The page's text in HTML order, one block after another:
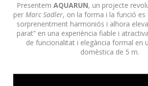
Presentem AQUARUN, un projecte
perMarc Sadler, on la forma i la funció
sorprenentment harmoniós i alhora
parat” en una experiència fiable i
de funcionalitat i elegància formal en
domèstica de 5 m.